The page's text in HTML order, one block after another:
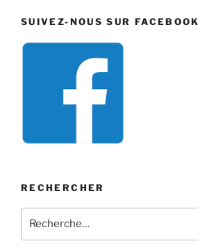
SUIVEZ-NOUS SUR FACEBOOK
RECHERCHER
pour